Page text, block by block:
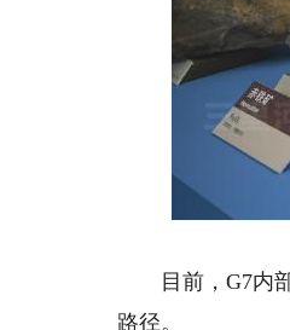
目前，G7内部
路径。